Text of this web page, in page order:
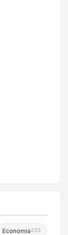
Economia233